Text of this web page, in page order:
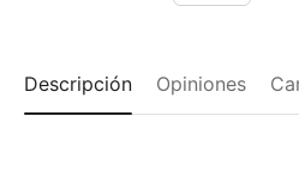
Descripción Opiniones